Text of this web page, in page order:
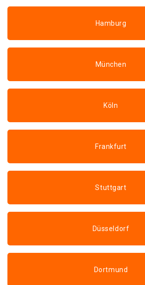
Hamburg
München
Köln
Frankfurt
Stuttgart
Düsseldorf
Dortmund